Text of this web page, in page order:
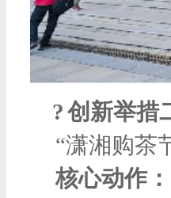
?创新举措
“潇湘购茶
核心动作：